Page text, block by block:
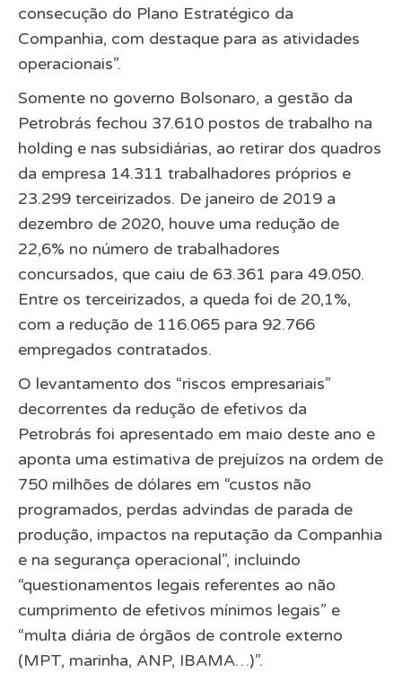
consecução do Plano Estratégico da
Companhia, com destaque para as atividades
operacionais”.
Somente no governo Bolsonaro, a gestão da
Petrobrás fechou 37.610 postos de trabalho na
holding e nas subsidiárias, ao retirar dos quadros
da empresa 14.311 trabalhadores próprios e
23.299 terceirizados. De janeiro de 2019 a
dezembro de 2020, houve uma redução de
22,6% no número de trabalhadores
concursados, que caiu de 63.361 para 49.050.
Entre os terceirizados, a queda foi de 20,1%,
com a redução de 116.065 para 92.766
empregados contratados.
O levantamento dos “riscos empresariais”
decorrentes da redução de efetivos da
Petrobrás foi apresentado em maio deste ano e
aponta uma estimativa de prejuízos na ordem de
750 milhões de dólares em “custos não
programados, perdas advindas de parada de
produção, impactos na reputação da Companhia
e na segurança operacional”, incluindo
“questionamentos legais referentes ao não
cumprimento de efetivos mínimos legais” e
“multa diária de órgãos de controle externo
(MPT, marinha, ANP, IBAMA…)”.